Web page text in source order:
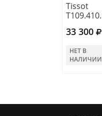
Tissot
33 300
НЕТ В
НАЛИЧИИ